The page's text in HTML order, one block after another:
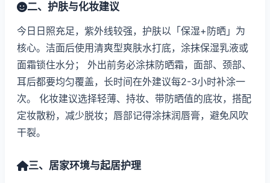
二、护肤与化妆建议
今日日照充足，紫外线较强，护肤以「保湿+防晒」为
核心。洁面后使用清爽型爽肤水打底，涂抹保湿乳液或
面霜锁住水分； 外出前务必涂抹防晒霜，面部、颈部、
耳后都要均匀覆盖，长时间在外建议每2-3小时补涂一
次。 化妆建议选择轻薄、持妆、带防晒值的底妆，搭配
定妆散粉，减少脱妆；唇部记得涂抹润唇膏，避免风吹
干裂。
三、居家环境与起居护理